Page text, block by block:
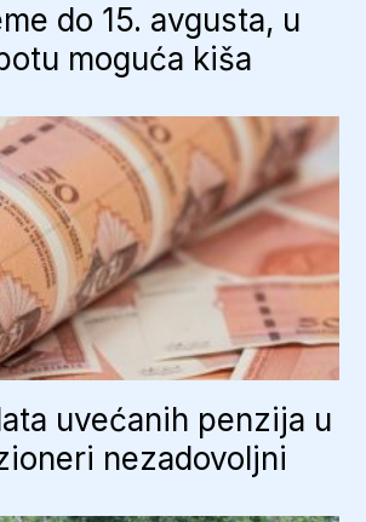
do 15. avgusta, u
moguća kiša
uvećanih penzija u
nezadovoljni